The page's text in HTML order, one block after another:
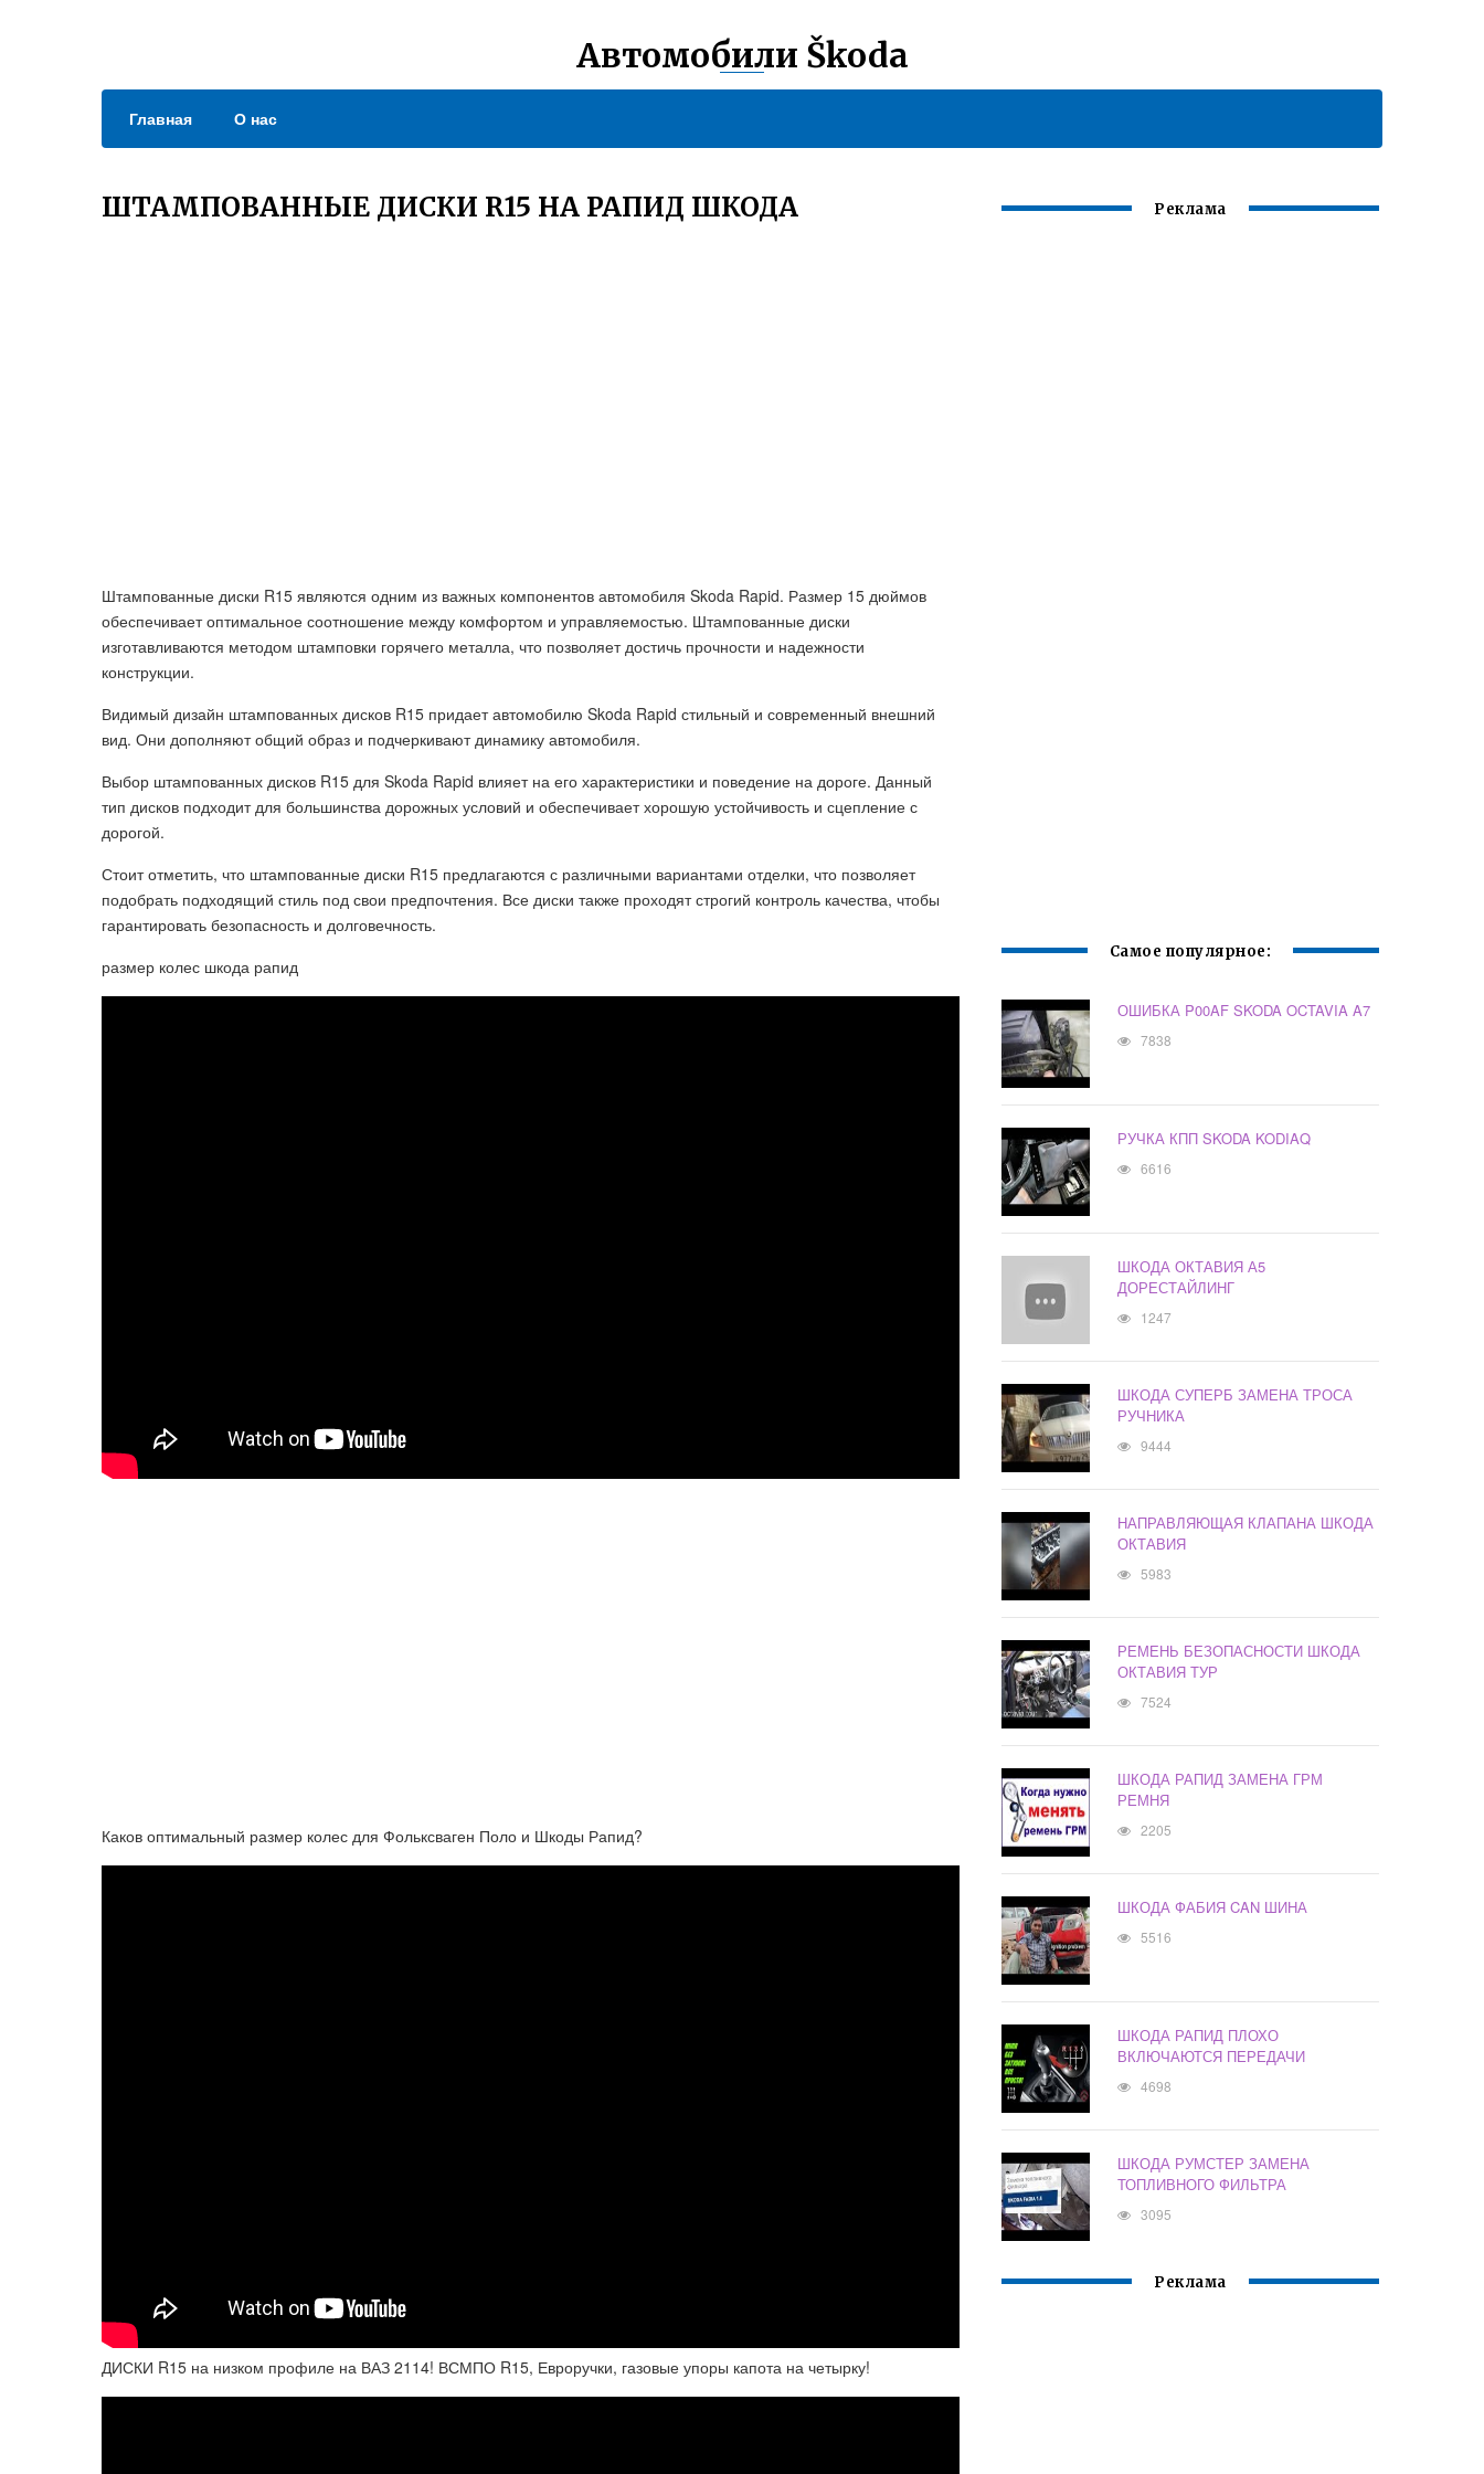
Автомобили Škoda
Главная О нас
ШТАМПОВАННЫЕ ДИСКИ R15 НА РАПИД ШКОДА
Штампованные диски R15 являются одним из важных компонентов автомобиля Skoda Rapid. Размер 15 дюймов
обеспечивает оптимальное соотношение между комфортом и управляемостью. Штампованные диски
изготавливаются методом штамповки горячего металла, что позволяет достичь прочности и надежности
конструкции.
Видимый дизайн штампованных дисков R15 придает автомобилю Skoda Rapid стильный и современный внешний
вид. Они дополняют общий образ и подчеркивают динамику автомобиля.
Выбор штампованных дисков R15 для Skoda Rapid влияет на его характеристики и поведение на дороге. Данный
тип дисков подходит для большинства дорожных условий и обеспечивает хорошую устойчивость и сцепление с
дорогой.
Стоит отметить, что штампованные диски R15 предлагаются с различными вариантами отделки, что позволяет
подобрать подходящий стиль под свои предпочтения. Все диски также проходят строгий контроль качества, чтобы
гарантировать безопасность и долговечность.
размер колес шкода рапид
Каков оптимальный размер колес для Фольксваген Поло и Шкоды Рапид?
ДИСКИ R15 на низком профиле на ВАЗ 2114! ВСМПО R15, Евроручки, газовые упоры капота на четырку!
Реклама
Самое популярное:
ОШИБКА P00AF SKODA OCTAVIA A7
7838
РУЧКА КПП SKODA KODIAQ
6616
ШКОДА ОКТАВИЯ А5
ДОРЕСТАЙЛИНГ
1247
ШКОДА СУПЕРБ ЗАМЕНА ТРОСА
РУЧНИКА
9444
НАПРАВЛЯЮЩАЯ КЛАПАНА ШКОДА
ОКТАВИЯ
5983
РЕМЕНЬ БЕЗОПАСНОСТИ ШКОДА
ОКТАВИЯ ТУР
7524
ШКОДА РАПИД ЗАМЕНА ГРМ
РЕМНЯ
2205
ШКОДА ФАБИЯ CAN ШИНА
5516
ШКОДА РАПИД ПЛОХО
ВКЛЮЧАЮТСЯ ПЕРЕДАЧИ
4698
ШКОДА РУМСТЕР ЗАМЕНА
ТОПЛИВНОГО ФИЛЬТРА
3095
Реклама